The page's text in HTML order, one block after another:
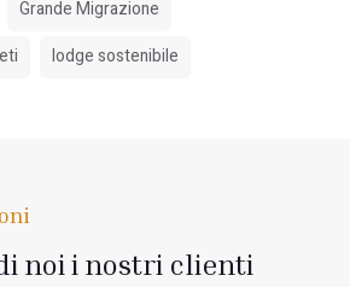
Grande Migrazione
lodge sostenibile
noi i nostri clienti